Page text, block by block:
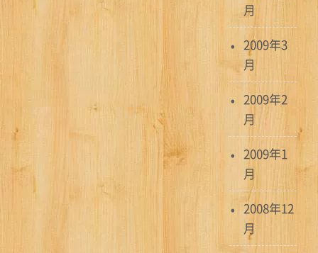
月
2009年3
月
2009年2
月
2009年1
月
2008年12
月